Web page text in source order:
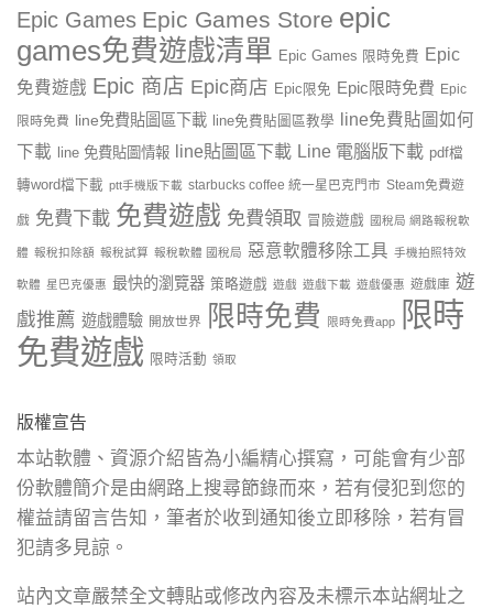
Epic Games Epic Games Store epic
games免費遊戲清單 Epic Games 限時免費 Epic
免費遊戲 Epic 商店 Epic商店 Epic限免 Epic限時免費 Epic
限時免費 line免費貼圖區下載 line免費貼圖區教學
line免費貼圖如何
下載 line 免費貼圖情報 line貼圖區下載 Line 電腦版下載 pdf檔
轉word檔下載 ptt手機版下載 starbucks coffee 統一星巴克門市 Steam免費遊
戲 免費下載 免費遊戲 免費領取 冒險遊戲 國稅局 網路報稅軟
體 報稅扣除額 報稅試算 報稅軟體 國稅局 惡意軟體移除工具 手機拍照特效
軟體 星巴克優惠 最快的瀏覽器 策略遊戲 遊戲 遊戲下載 遊戲優惠 遊戲庫 遊
戲推薦 遊戲體驗 開放世界 限時免費 限時免費app
限時
免費遊戲 限時活動 領取
版權宣告
本站軟體、資源介紹皆為小編精心撰寫，可能會有少部
份軟體簡介是由網路上搜尋節錄而來，若有侵犯到您的
權益請留言告知，筆者於收到通知後立即移除，若有冒
犯請多見諒。
站內文章嚴禁全文轉貼或修改內容及未標示本站網址之